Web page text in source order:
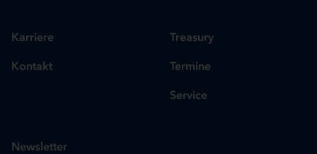
Karriere
Kontakt
Treasury
Termine
Service
Newsletter